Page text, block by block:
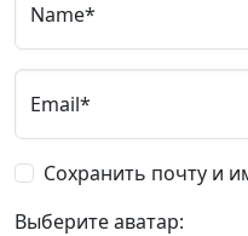
Name*
Email*
Сохранить почту и
Выберите аватар: